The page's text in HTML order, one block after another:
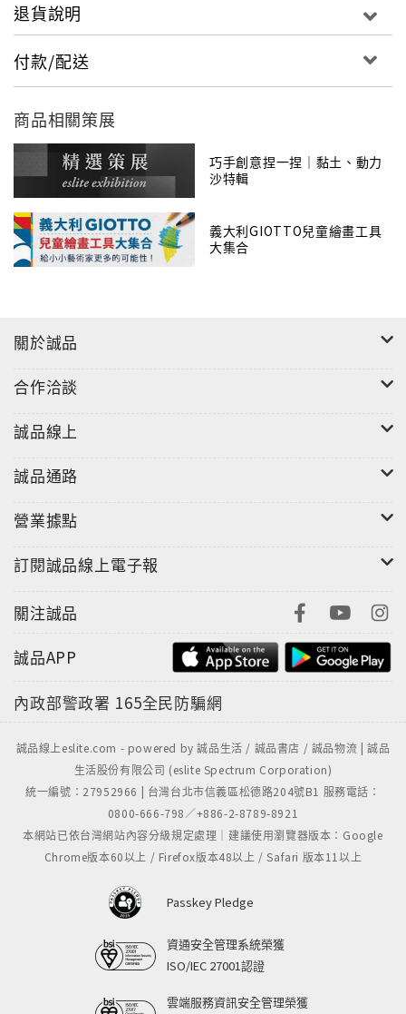
退貨說明
付款/配送
商品相關策展
巧手創意捏一捏｜黏土、動力
沙特輯
義大利GIOTTO兒童繪畫工具
大集合
關於誠品
合作洽談
誠品線上
誠品通路
營業據點
訂閱誠品線上電子報
關注誠品
誠品APP
內政部警政署 165全民防騙網
誠品線上eslite.com - powered by 誠品生活 / 誠品書店 / 誠品物流 | 誠品
生活股份有限公司 (eslite Spectrum Corporation)
統一編號：27952966 | 台灣台北市信義區松德路204號B1 服務電話：
0800-666-798／+886-2-8789-8921
本網站已依台灣網站內容分級規定處理｜建議使用瀏覽器版本：Google
Chrome版本60以上 / Firefox版本48以上 / Safari 版本11以上
Passkey Pledge
資通安全管理系統榮獲
ISO/IEC 27001認證
雲端服務資訊安全管理榮獲